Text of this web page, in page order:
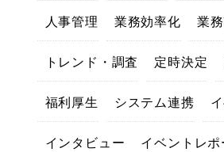
人事管理 業務効率化 業
トレンド・調査 定時決定
福利厚生 システム連携
インタビュー イベントレポ